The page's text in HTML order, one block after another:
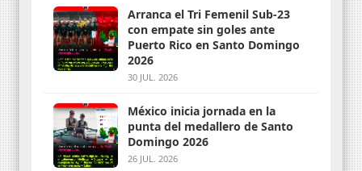
Arranca el Tri Femenil Sub-23
con empate sin goles ante
Puerto Rico en Santo Domingo
2026
30 JUL. 2026
México inicia jornada en la
punta del medallero de Santo
Domingo 2026
26 JUL. 2026